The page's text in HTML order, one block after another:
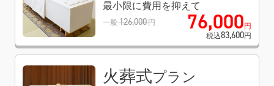
最小限に費用を抑えて
一般126,000 円 76,000 円
税込83,600円
火葬式プラン